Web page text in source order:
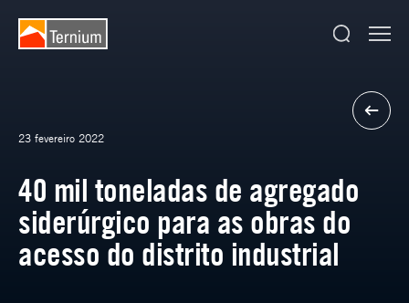
23 fevereiro 2022
40 mil toneladas de agregado
siderúrgico para as obras do
acesso do distrito industrial